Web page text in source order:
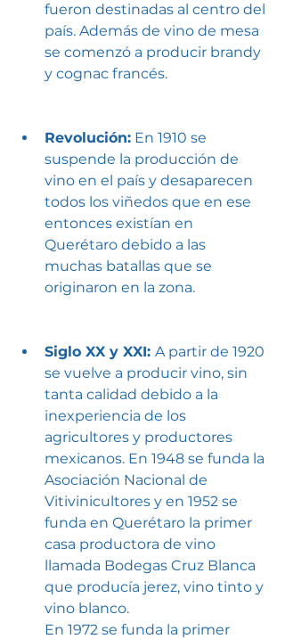
fueron destinadas al centro del
país. Además de vino de mesa
se comenzó a producir brandy
y cognac francés.
Revolución: En 1910 se
suspende la producción de
vino en el país y desaparecen
todos los viñedos que en ese
entonces existían en
Querétaro debido a las
muchas batallas que se
originaron en la zona.
Siglo XX y XXI: A partir de 1920
se vuelve a producir vino, sin
tanta calidad debido a la
inexperiencia de los
agricultores y productores
mexicanos. En 1948 se funda la
Asociación Nacional de
Vitivinicultores y en 1952 se
funda en Querétaro la primer
casa productora de vino
llamada Bodegas Cruz Blanca
que producía jerez, vino tinto y
vino blanco.
En 1972 se funda la primer